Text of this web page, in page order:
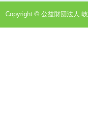
Copyright © 公益財団法人